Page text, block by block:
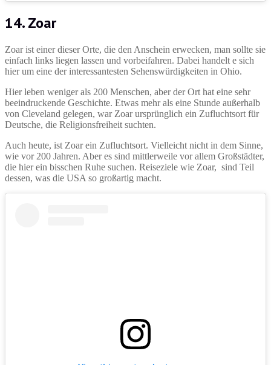
14. Zoar
Zoar ist einer dieser Orte, die den Anschein erwecken, man sollte sie
einfach links liegen lassen und vorbeifahren. Dabei handelt e sich
hier um eine der interessantesten Sehenswürdigkeiten in Ohio.
Hier leben weniger als 200 Menschen, aber der Ort hat eine sehr
beeindruckende Geschichte. Etwas mehr als eine Stunde außerhalb
von Cleveland gelegen, war Zoar ursprünglich ein Zufluchtsort für
Deutsche, die Religionsfreiheit suchten.
Auch heute, ist Zoar ein Zufluchtsort. Vielleicht nicht in dem Sinne,
wie vor 200 Jahren. Aber es sind mittlerweile vor allem Großstädter,
die hier ein bisschen Ruhe suchen. Reiseziele wie Zoar, sind Teil
dessen, was die USA so großartig macht.